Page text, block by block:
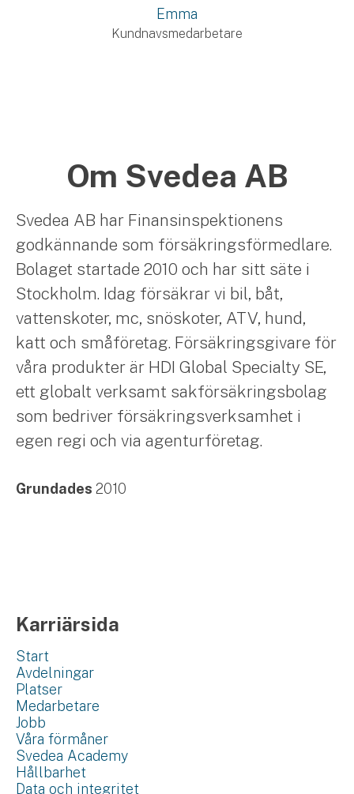
Emma
Kundnavsmedarbetare
Om Svedea AB
Svedea AB har Finansinspektionens
godkännande som försäkringsförmedlare.
Bolaget startade 2010 och har sitt säte i
Stockholm. Idag försäkrar vi bil, båt,
vattenskoter, mc, snöskoter, ATV, hund,
katt och småföretag. Försäkringsgivare för
våra produkter är HDI Global Specialty SE,
ett globalt verksamt sakförsäkringsbolag
som bedriver försäkringsverksamhet i
egen regi och via agenturföretag.
Grundades 2010
Karriärsida
Start
Avdelningar
Platser
Medarbetare
Jobb
Våra förmåner
Svedea Academy
Hållbarhet
Data och integritet